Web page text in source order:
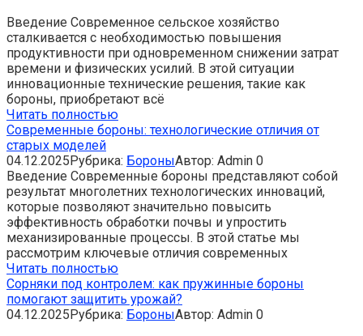
Введение Современное сельское хозяйство
сталкивается с необходимостью повышения
продуктивности при одновременном снижении затрат
времени и физических усилий. В этой ситуации
инновационные технические решения, такие как
бороны, приобретают всё
Читать полностью
Современные бороны: технологические отличия от
старых моделей
04.12.2025Рубрика: БороныАвтор: Admin 0
Введение Современные бороны представляют собой
результат многолетних технологических инноваций,
которые позволяют значительно повысить
эффективность обработки почвы и упростить
механизированные процессы. В этой статье мы
рассмотрим ключевые отличия современных
Читать полностью
Сорняки под контролем: как пружинные бороны
помогают защитить урожай?
04.12.2025Рубрика: БороныАвтор: Admin 0